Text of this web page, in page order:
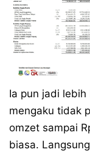
Ia pun jadi
mengaku tidak
omzet sampai
biasa.